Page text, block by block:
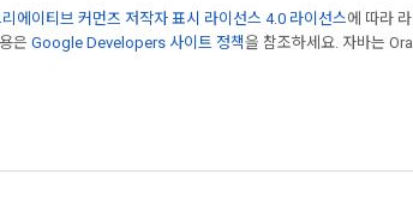
에이티브 커먼즈 저작자 표시 라이선스 4.0 라이선스에 따라
은 Google Developers 사이트 정책을 참조하세요. 자바는